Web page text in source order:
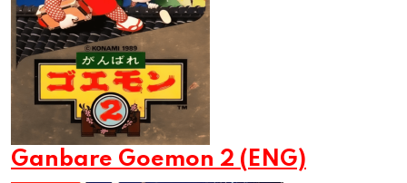
Ganbare Goemon 2 (ENG)